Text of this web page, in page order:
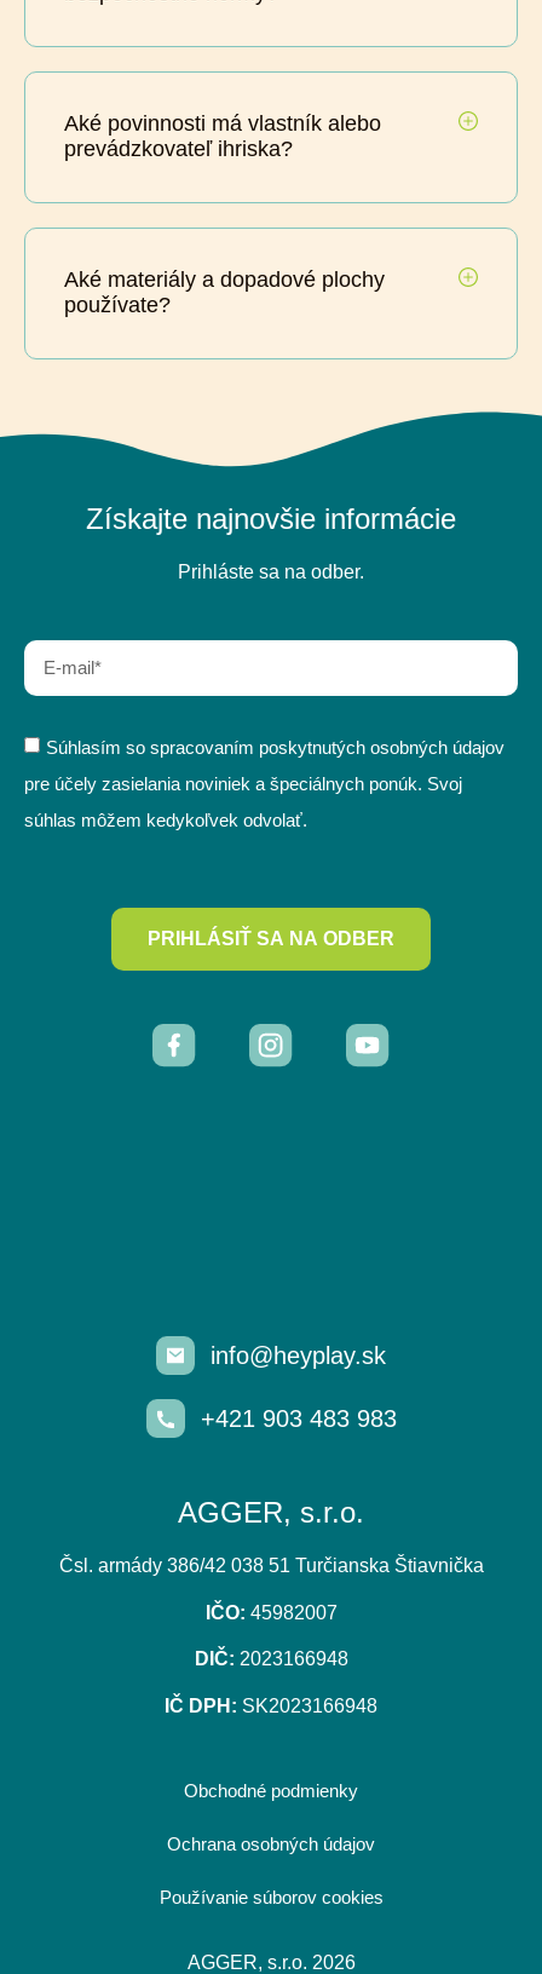
Aké povinnosti má vlastník alebo
prevádzkovateľ ihriska?
Aké materiály a dopadové plochy
používate?
info@heyplay.sk
+421 903 483 983
AGGER, s.r.o.
Čsl. armády 386/42 038 51 Turčianska Štiavnička
IČO: 45982007
DIČ: 2023166948
IČ DPH: SK2023166948
Získajte najnovšie informácie
Prihláste sa na odber.
Súhlasím so spracovaním poskytnutých osobných údajov
pre účely zasielania noviniek a špeciálnych ponúk. Svoj
súhlas môžem kedykoľvek odvolať.
PRIHLÁSIŤ SA NA ODBER
Obchodné podmienky
Ochrana osobných údajov
Používanie súborov cookies
AGGER, s.r.o. 2026